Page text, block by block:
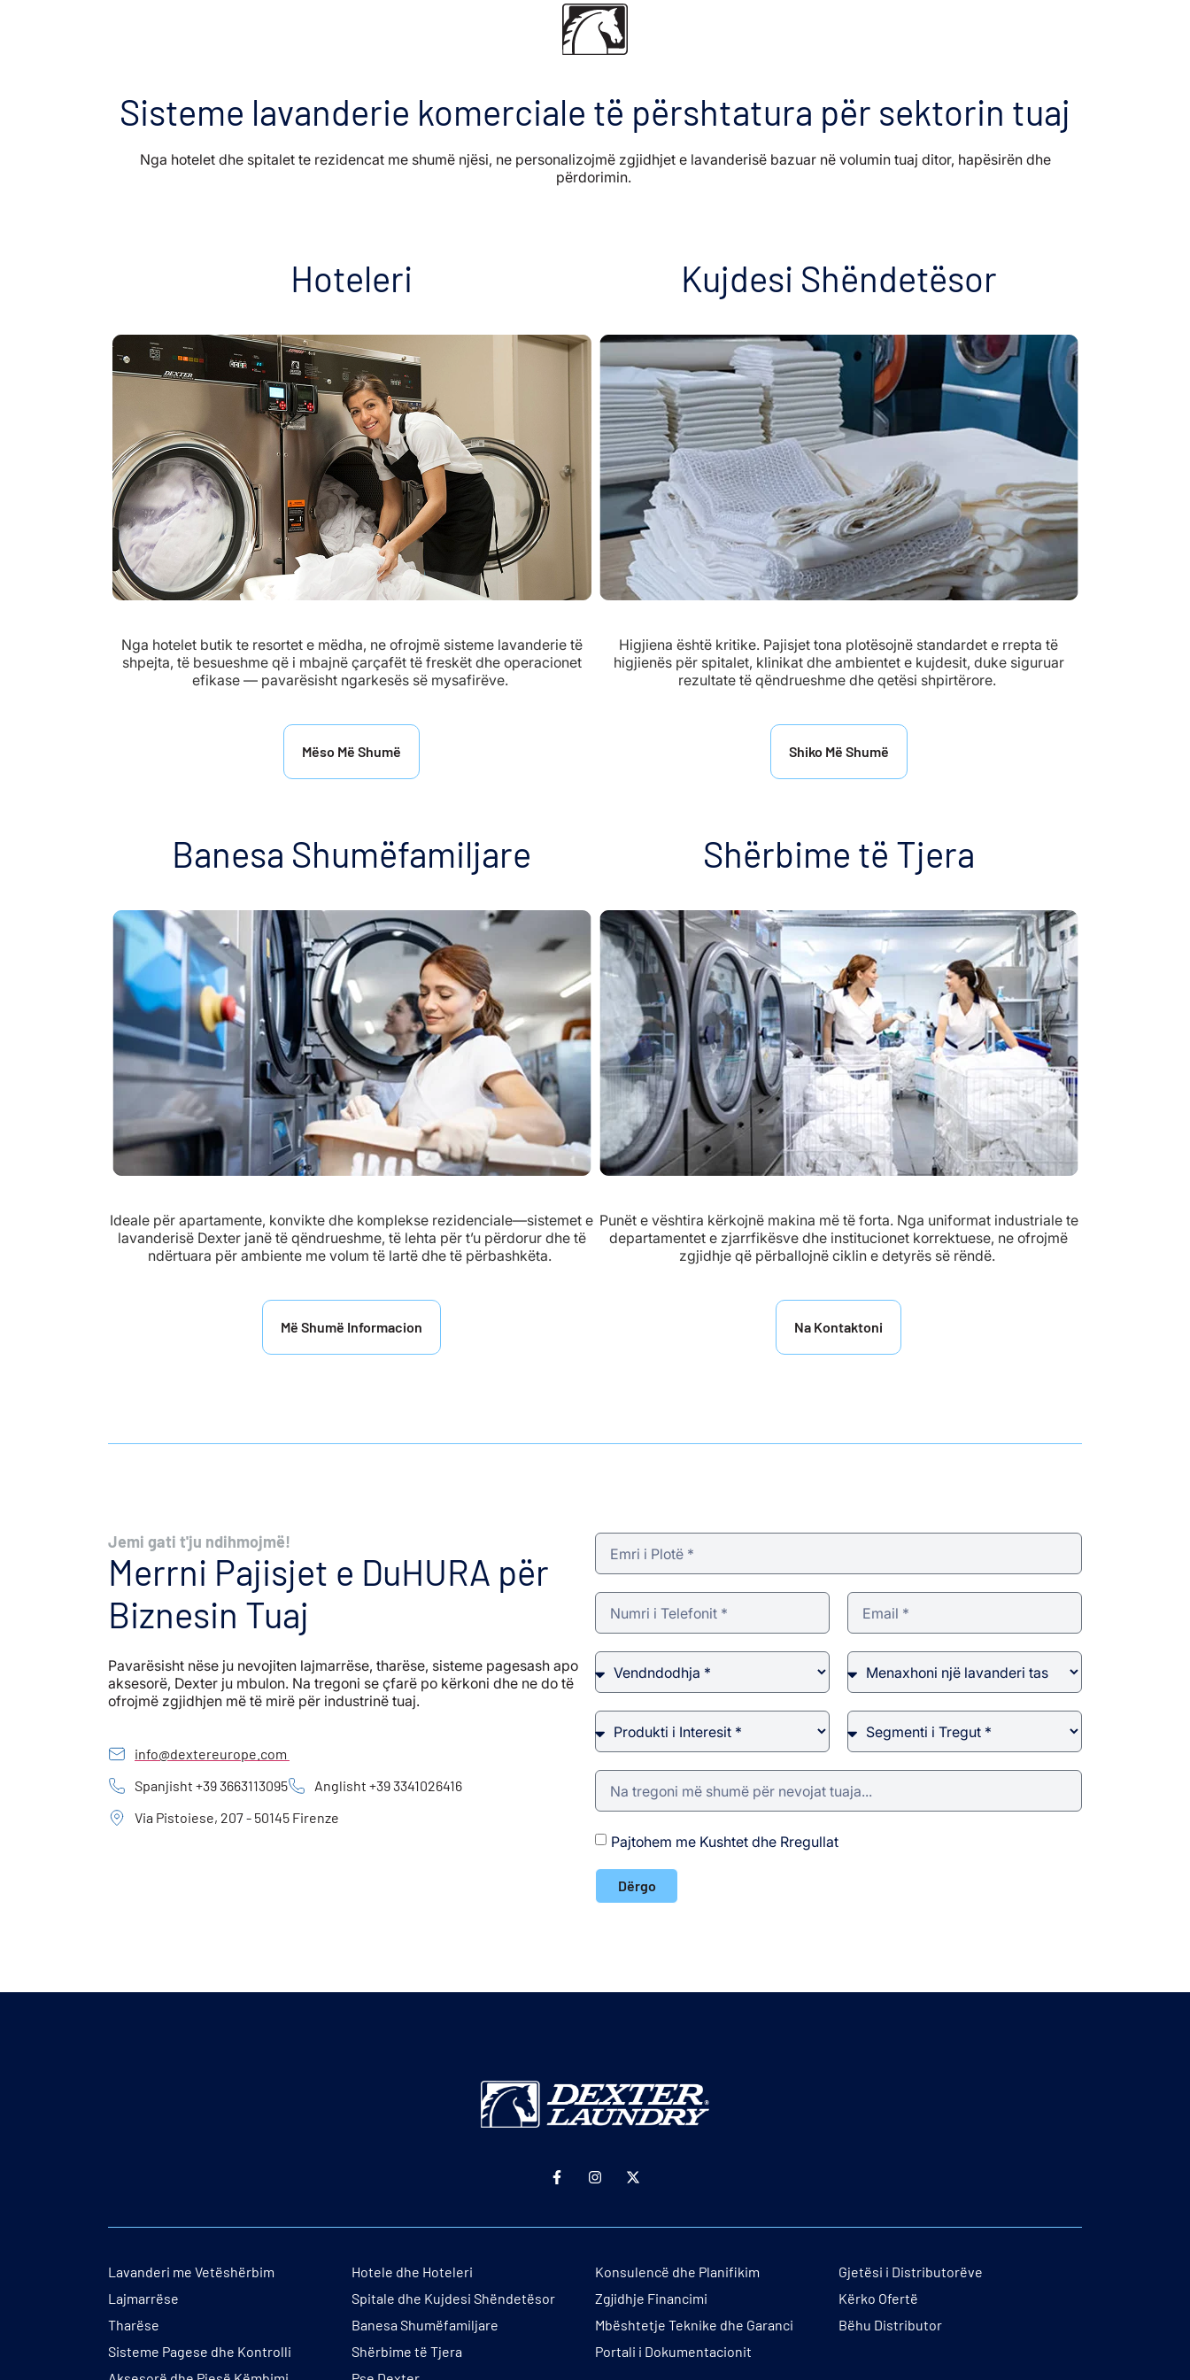
Sisteme lavanderie komerciale të përshtatura për sektorin tuaj
Nga hotelet dhe spitalet te rezidencat me shumë njësi, ne personalizojmë zgjidhjet e lavanderisë bazuar në volumin tuaj ditor, hapësirën dhe
përdorimin.
Hoteleri
Nga hotelet butik te resortet e mëdha, ne ofrojmë sisteme lavanderie të
shpejta, të besueshme që i mbajnë çarçafët të freskët dhe operacionet
efikase — pavarësisht ngarkesës së mysafirëve.
Mëso Më Shumë
Kujdesi Shëndetësor
Higjiena është kritike. Pajisjet tona plotësojnë standardet e rrepta të
higjienës për spitalet, klinikat dhe ambientet e kujdesit, duke siguruar
rezultate të qëndrueshme dhe qetësi shpirtërore.
Shiko Më Shumë
Banesa Shumëfamiljare
Ideale për apartamente, konvikte dhe komplekse rezidenciale—sistemet e
lavanderisë Dexter janë të qëndrueshme, të lehta për t’u përdorur dhe të
ndërtuara për ambiente me volum të lartë dhe të përbashkëta.
Më Shumë Informacion
Shërbime të Tjera
Punët e vështira kërkojnë makina më të forta. Nga uniformat industriale te
departamentet e zjarrfikësve dhe institucionet korrektuese, ne ofrojmë
zgjidhje që përballojnë ciklin e detyrës së rëndë.
Na Kontaktoni
Jemi gati t'ju ndihmojmë!
Merrni Pajisjet e DuHURA për
Biznesin Tuaj
Pavarësisht nëse ju nevojiten lajmarrëse, tharëse, sisteme pagesash apo
aksesorë, Dexter ju mbulon. Na tregoni se çfarë po kërkoni dhe ne do të
ofrojmë zgjidhjen më të mirë për industrinë tuaj.
info@dextereurope.com
Spanjisht +39 3663113095
Anglisht +39 3341026416
Via Pistoiese, 207 - 50145 Firenze
Pajtohem me Kushtet dhe Rregullat
Dërgo
Lavanderi me Vetëshërbim
Lajmarrëse
Tharëse
Sisteme Pagese dhe Kontrolli
Hotele dhe Hoteleri
Spitale dhe Kujdesi Shëndetësor
Banesa Shumëfamiljare
Shërbime të Tjera
Konsulencë dhe Planifikim
Zgjidhje Financimi
Mbështetje Teknike dhe Garanci
Portali i Dokumentacionit
Gjetësi i Distributorëve
Kërko Ofertë
Bëhu Distributor